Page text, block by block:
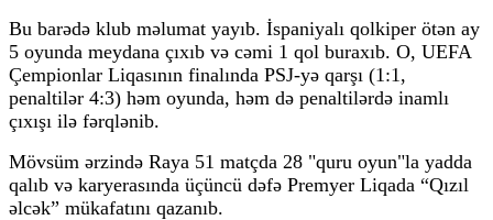
Bu barədə klub məlumat yayıb. İspaniyalı qolkiper ötən ay
5 oyunda meydana çıxıb və cəmi 1 qol buraxıb. O, UEFA
Çempionlar Liqasının finalında PSJ-yə qarşı (1:1,
penaltilər 4:3) həm oyunda, həm də penaltilərdə inamlı
çıxışı ilə fərqlənib.
Mövsüm ərzində Raya 51 matçda 28 "quru oyun"la yadda
qalıb və karyerasında üçüncü dəfə Premyer Liqada “Qızıl
əlcək” mükafatını qazanıb.